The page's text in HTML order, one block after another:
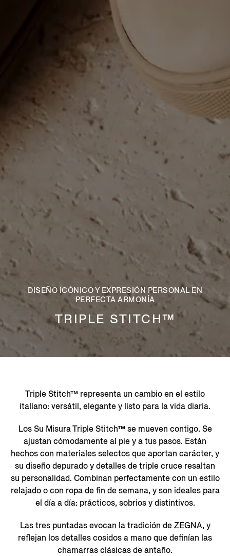
DISEÑO ICÓNICO Y EXPRESIÓN PERSONAL EN
PERFECTA ARMONÍA
TRIPLE STITCH™
Triple Stitch™ representa un cambio en el estilo
italiano: versátil, elegante y listo para la vida diaria.
Los Su Misura Triple Stitch™ se mueven contigo. Se
ajustan cómodamente al pie y a tus pasos. Están
hechos con materiales selectos que aportan carácter, y
su diseño depurado y detalles de triple cruce resaltan
su personalidad. Combinan perfectamente con un estilo
relajado o con ropa de fin de semana, y son ideales para
el día a día: prácticos, sobrios y distintivos.
Las tres puntadas evocan la tradición de ZEGNA, y
reflejan los detalles cosidos a mano que definían las
chamarras clásicas de antaño.